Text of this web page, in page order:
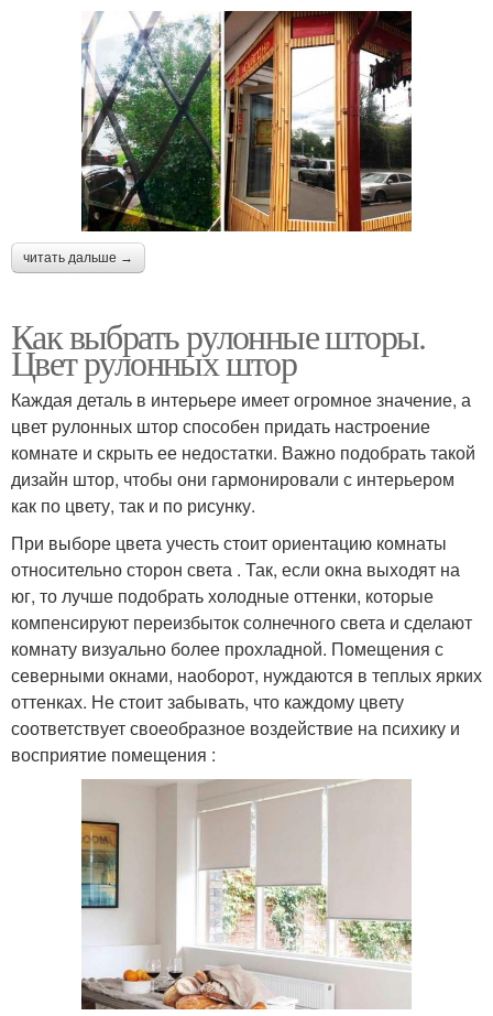
читать дальше →
Как выбрать рулонные шторы.
Цвет рулонных штор
Каждая деталь в интерьере имеет огромное значение, а
цвет рулонных штор способен придать настроение
комнате и скрыть ее недостатки. Важно подобрать такой
дизайн штор, чтобы они гармонировали с интерьером
как по цвету, так и по рисунку.
При выборе цвета учесть стоит ориентацию комнаты
относительно сторон света . Так, если окна выходят на
юг, то лучше подобрать холодные оттенки, которые
компенсируют переизбыток солнечного света и сделают
комнату визуально более прохладной. Помещения с
северными окнами, наоборот, нуждаются в теплых ярких
оттенках. Не стоит забывать, что каждому цвету
соответствует своеобразное воздействие на психику и
восприятие помещения :